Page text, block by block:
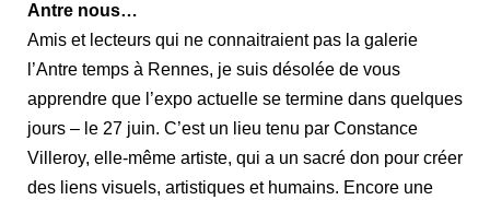
Antre nous…
Amis et lecteurs qui ne connaitraient pas la galerie
l’Antre temps à Rennes, je suis désolée de vous
apprendre que l’expo actuelle se termine dans quelques
jours – le 27 juin. C’est un lieu tenu par Constance
Villeroy, elle-même artiste, qui a un sacré don pour créer
des liens visuels, artistiques et humains. Encore une